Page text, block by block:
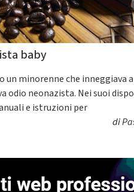
baby
un minorenne che inneggiava
odio neonazista. Nei suoi
e istruzioni per
di